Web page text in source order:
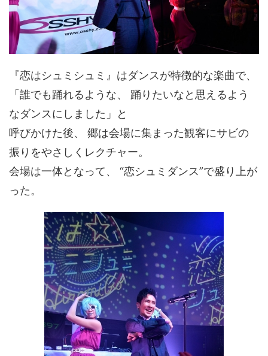
『恋はシュミシュミ』はダンスが特徴的な楽曲で、
「誰でも踊れるような、 踊りたいなと思えるよう
なダンスにしました」と
呼びかけた後、 郷は会場に集まった観客にサビの
振りをやさしくレクチャー。
会場は一体となって、 “恋シュミダンス”で盛り上が
った。